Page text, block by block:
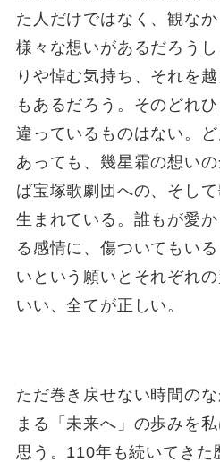
た人だけではなく、観な
様々な想いがあるだろう
りや悼む気持ち、それを
もあるだろう。そのどれ
違っているものはない。
あっても、幾星霜の想い
ば宝塚歌劇団への、そし
生まれている。誰もが愛
る感情に、傷ついてもい
いという願いとそれぞれ
いい、全てが正しい。
ただ巻き戻せない時間の
まる「未来へ」の歩みを
思う。110年も続いてきた